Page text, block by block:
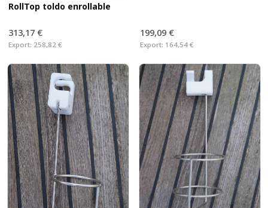
RollTop toldo enrollable
313,17 €
Export: 258,82 €
199,09 €
Export: 164,54 €